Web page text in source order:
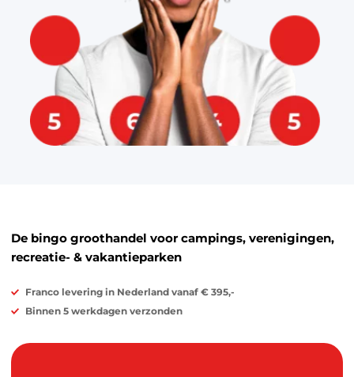
De bingo groothandel voor campings, verenigingen,
recreatie- & vakantieparken
Franco levering in Nederland vanaf € 395,-
Binnen 5 werkdagen verzonden